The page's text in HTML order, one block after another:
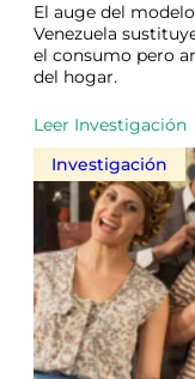
El auge del
Venezuela
el consumo pero
del hogar.
Leer Investigación
Investigación